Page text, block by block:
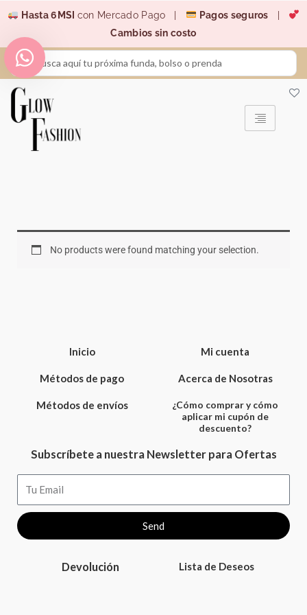
contenido
Hasta 6MSI con Mercado Pago | Pagos seguros
Cambios sin costo
Search
...
No products were found matching your selection.
Inicio
Métodos de pago
Métodos de envíos
Mi cuenta
Acerca de Nosotras
¿Cómo comprar y cómo
aplicar mi cupón de
descuento?
Subscríbete a nuestra Newsletter para Ofertas
Send
Devolución Lista de Deseos